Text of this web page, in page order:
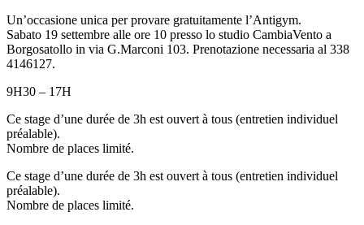
Un’occasione unica per provare gratuitamente l’Antigym.
Sabato 19 settembre alle ore 10 presso lo studio CambiaVento a
Borgosatollo in via G.Marconi 103. Prenotazione necessaria al 338
4146127.
9H30 – 17H
Ce stage d’une durée de 3h est ouvert à tous (entretien individuel
préalable).
Nombre de places limité.
Ce stage d’une durée de 3h est ouvert à tous (entretien individuel
préalable).
Nombre de places limité.